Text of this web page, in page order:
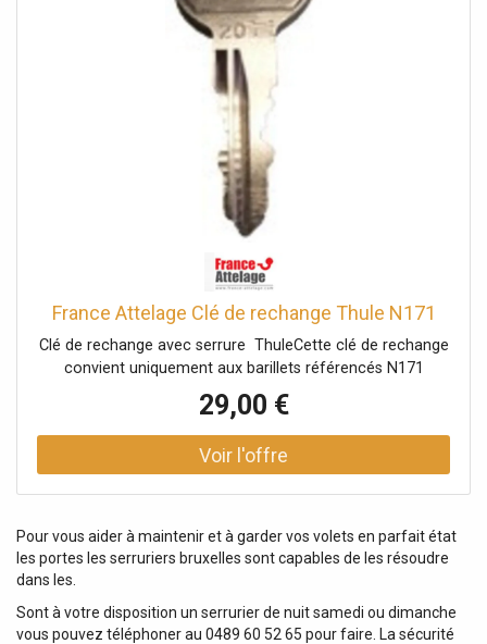
France Attelage Clé de rechange Thule N171
Clé de rechange avec serrure ThuleCette clé de rechange
convient uniquement aux barillets référencés N171
29,00 €
Pour vous aider à maintenir et à garder vos volets en parfait état
les portes les serruriers bruxelles sont capables de les résoudre
dans les.
Sont à votre disposition un serrurier de nuit samedi ou dimanche
vous pouvez téléphoner au 0489 60 52 65 pour faire. La sécurité